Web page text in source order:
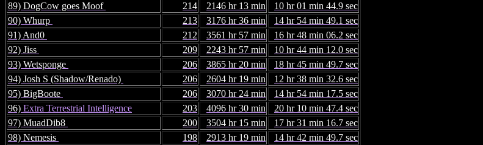
89) DogCow goes Moof
214 2146 hr 13 min
10 hr 01 min 44.9 sec
90) Whurp
213 3176 hr 36 min
14 hr 54 min 49.1 sec
91) And0
212 3561 hr 57 min
16 hr 48 min 06.2 sec
92) Jiss
209 2243 hr 57 min
10 hr 44 min 12.0 sec
93) Wetsponge
206 3865 hr 20 min
18 hr 45 min 49.7 sec
94) Josh S (Shadow/Renado)
206 2604 hr 19 min
12 hr 38 min 32.6 sec
95) BigBoote
206 3070 hr 24 min
14 hr 54 min 17.5 sec
96) Extra Terrestrial Intelligence 203 4096 hr 30 min
20 hr 10 min 47.4 sec
97) MuadDib8
200 3504 hr 15 min
17 hr 31 min 16.7 sec
98) Nemesis
198 2913 hr 19 min
14 hr 42 min 49.7 sec